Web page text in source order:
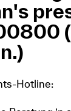
Hotline: